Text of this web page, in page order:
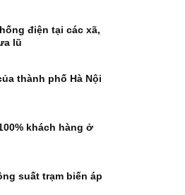
điện tại các xã,
lũ
thành phố Hà Nội
khách hàng ở
suất trạm biến áp